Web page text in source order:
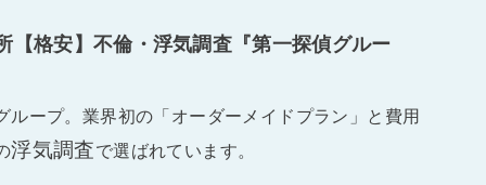
【格安】不倫・浮気調査『第一探偵グルー
ループ。業界初の「オーダーメイドプラン」と費用
浮気調査で選ばれています。